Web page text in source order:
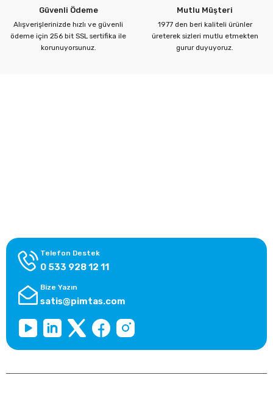
Güvenli Ödeme
Alışverişlerinizde hızlı ve güvenli
ödeme için 256 bit SSL sertifika ile
korunuyorsunuz.
Mutlu Müşteri
1977 den beri kaliteli ürünler
üreterek sizleri mutlu etmekten
gurur duyuyoruz.
Telefon Destek
0 533 928 12 11
Bize Yazın
satis@pimtas.com